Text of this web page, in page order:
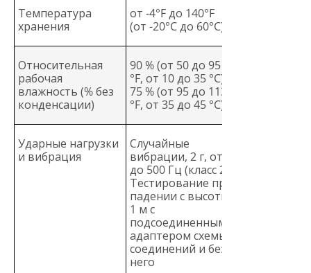
Температура
хранения
от -4°F до 140°F
(от -20°C до 60°C)
Относительная
рабочая
влажность (% без
конденсации)
90 % (от 50 до 95
°F, от 10 до 35 °C)
75 % (от 95 до 113
°F, от 35 до 45 °C)
Ударные нагрузки
и вибрация
Случайные
вибрации, 2 г, от 5
до 500 Гц (класс 2)
Тестирование при
падении с высоты
1 м с
подсоединенными
адаптером схемы
соединений и без
него